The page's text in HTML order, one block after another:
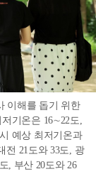
이해를 돕기 위한
기온은 16∼22도,
예상 최저기온과
전 21도와 33도, 광
, 부산 20도와 26